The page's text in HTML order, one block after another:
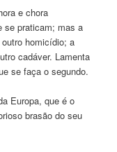
e chora
se praticam; mas a
homicídio; a
cadáver. Lamenta
se faça o segundo.
Europa, que é o
brasão do seu